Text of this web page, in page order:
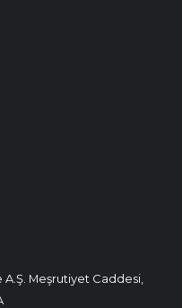
A.Ş. Meşrutiyet Caddesi,